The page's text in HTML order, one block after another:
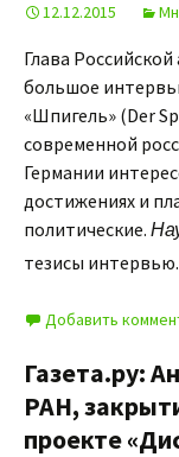
12.12.2015
Глава
большое
«Шпигель» (Der
современной
Германии
достижениях и
политические.
тезисы интервью.
Добавить
Газета.ру:
РАН,
проекте